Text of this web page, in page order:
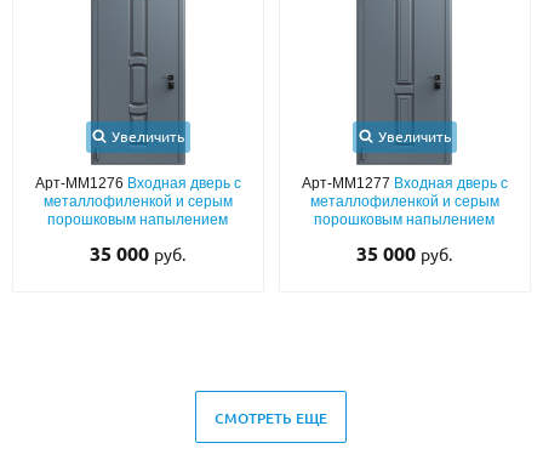
Увеличить
Арт-ММ1276 Входная дверь с
металлофиленкой и серым
порошковым напылением
35 000 руб.
Увеличить
Арт-ММ1277 Входная дверь с
металлофиленкой и серым
порошковым напылением
35 000 руб.
СМОТРЕТЬ ЕЩЕ